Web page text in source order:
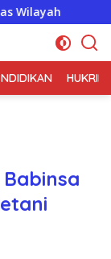
PT Mitra
HUKRIM